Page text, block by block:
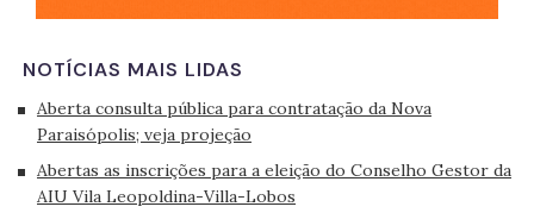
NOTÍCIAS MAIS LIDAS
Aberta consulta pública para contratação da Nova
Paraisópolis; veja projeção
Abertas as inscrições para a eleição do Conselho Gestor da
AIU Vila Leopoldina-Villa-Lobos